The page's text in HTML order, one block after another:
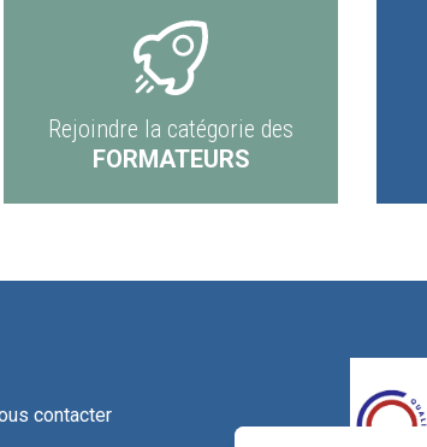
Rejoindre la catégorie des
FORMATEURS
contacter